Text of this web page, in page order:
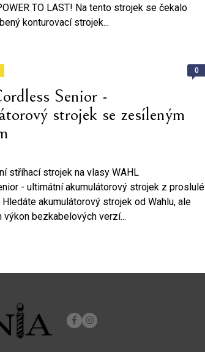
TO LAST! Na tento strojek se čekalo
konturovací strojek...
0
Senior -
strojek se zesíleným
stříhací strojek na vlasy WAHL
- ultimátní akumulátorový strojek z proslulé
Hledáte akumulátorový strojek od Wahlu, ale
výkon bezkabelových verzí...